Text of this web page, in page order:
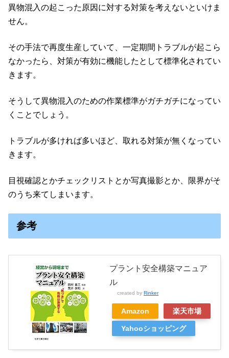
異物混入の起こった原因に対する対策を考えないといけま
せん。
その手法で再度生産していて、一定期間トラブルが起こら
なかったら、対策が有効に機能したとして標準化されてい
きます。
そうして異物混入のための作業標準がガチガチになってい
くことでしょう。
トラブルが多ければ多いほど、取れる対策が無くなってい
きます。
目視確認とかチェックリストとか写真撮影とか、限界がそ
のうち来てしまいます。
参考
プラント安全構築マニュア
ル
created by Rinker
Amazon 楽天市場
Yahooショッピング